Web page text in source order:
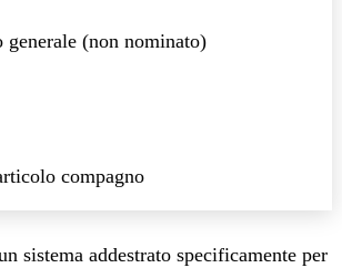
(non nominato)
compagno
sistema addestrato specificamente per